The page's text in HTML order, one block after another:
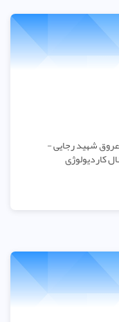
عروق شهید رجایی -
کاردیولوژی